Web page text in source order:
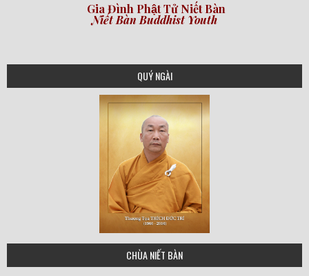
Gia Đình Phật Tử Niết Bàn
Niết Bàn Buddhist Youth
QUÝ NGÀI
THICH DUC TRI
CHÙA NIẾT BÀN